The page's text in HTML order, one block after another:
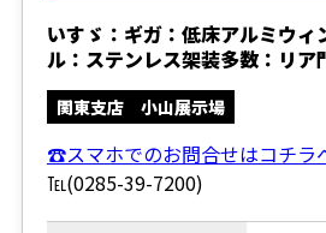
いすゞ：ギガ：低床アルミウィ
ル：ステンレス架装多数：リア
関東支店 小山展示場
☎スマホでのお問合せはコチラ
℡(0285-39-7200)